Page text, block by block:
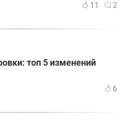
11 2
топ 5 изменений
6